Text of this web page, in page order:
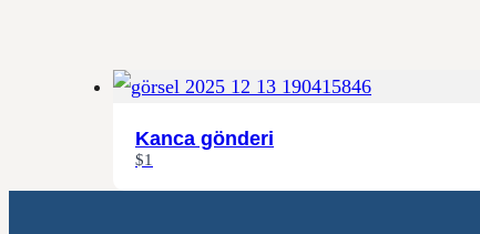
Kanca gönderi
$1